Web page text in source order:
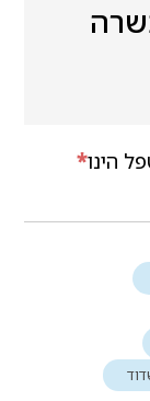
*הינו